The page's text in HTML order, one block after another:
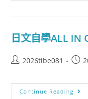
日文自學ALL IN
2026tibe081
Continue Reading